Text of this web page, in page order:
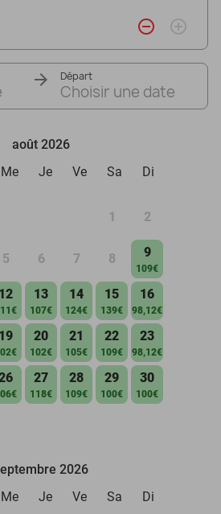
remove_circle_outline add_circle_outline
Départ
Choisir une date
août 2026
Me Je Ve Sa Di
1 2
5 6 7 8 9
109€
12 13
107€
14
124€
15
139€
16
98,12€
19 20
102€
21
105€
22
109€
23
98,12€
27
118€
28
109€
29
100€
30
100€
2026
Me Je Ve Sa Di